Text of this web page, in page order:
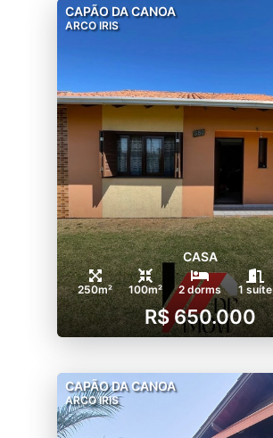
CAPÃO DA CANOA
ARCO IRIS
CASA
250m² 100m² 2 dorms 1 suíte
R$ 650.000
CAPÃO DA CANOA
ARCO IRIS